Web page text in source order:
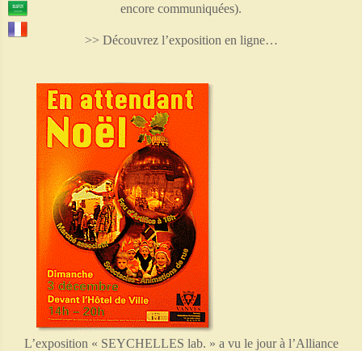
encore communiquées).
>> Découvrez l’exposition en ligne…
L’exposition « SEYCHELLES lab. » a vu le jour à l’Alliance